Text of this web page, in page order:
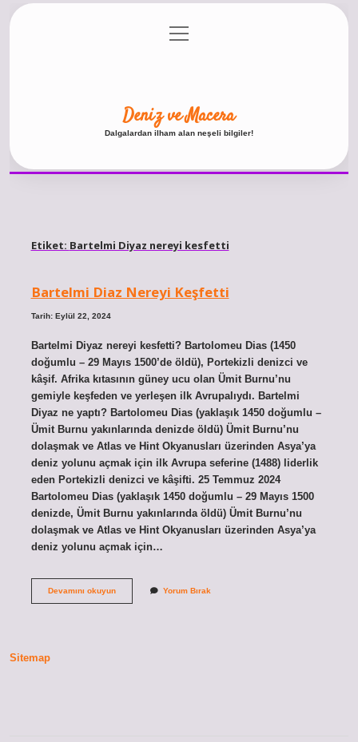
Gizlilik Politikası
menüyü
aç
Deniz ve Macera
Dalgalardan ilham alan neşeli bilgiler!
Etiket: Bartelmi Diyaz nereyi kesfetti
Bartelmi Diaz Nereyi Keşfetti
Tarih: Eylül 22, 2024
Bartelmi Diyaz nereyi kesfetti? Bartolomeu Dias (1450
doğumlu – 29 Mayıs 1500’de öldü), Portekizli denizci ve
kâşif. Afrika kıtasının güney ucu olan Ümit Burnu’nu
gemiyle keşfeden ve yerleşen ilk Avrupalıydı. Bartelmi
Diyaz ne yaptı? Bartolomeu Dias (yaklaşık 1450 doğumlu –
Ümit Burnu yakınlarında denizde öldü) Ümit Burnu’nu
dolaşmak ve Atlas ve Hint Okyanusları üzerinden Asya’ya
deniz yolunu açmak için ilk Avrupa seferine (1488) liderlik
eden Portekizli denizci ve kâşifti. 25 Temmuz 2024
Bartolomeu Dias (yaklaşık 1450 doğumlu – 29 Mayıs 1500
denizde, Ümit Burnu yakınlarında öldü) Ümit Burnu’nu
dolaşmak ve Atlas ve Hint Okyanusları üzerinden Asya’ya
deniz yolunu açmak için…
Devamını okuyunBartelmi
Yorum Bırak
Sitemap